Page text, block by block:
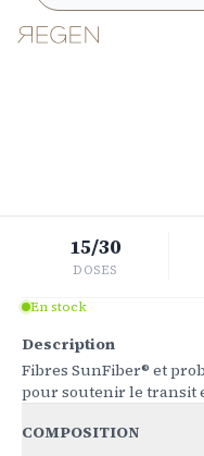
15/30
DOSES
En stock
Description
Fibres SunFiber® et
pour soutenir le transit
COMPOSITION